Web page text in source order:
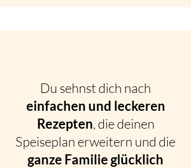
Du sehnst dich nach
einfachen und leckeren
Rezepten, die deinen
Speiseplan erweitern und die
ganze Familie glücklich